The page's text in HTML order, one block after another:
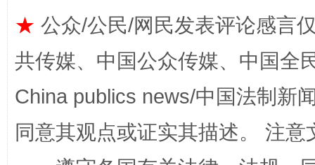
★ 公众/公民/网民发表评论感言
共传媒、中国公众传媒、中国全
China publics news/中国法制新
同意其观点或证实其描述。 注